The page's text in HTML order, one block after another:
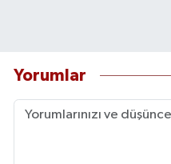
Yorumlar